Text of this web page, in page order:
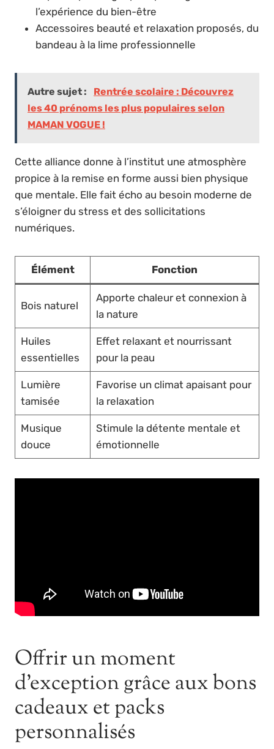
l’expérience du bien-être
Accessoires beauté et relaxation proposés, du
bandeau à la lime professionnelle
Autre sujet :
Rentrée scolaire : Découvrez
les 40 prénoms les plus populaires selon
MAMAN VOGUE !
Cette alliance donne à l’institut une atmosphère
propice à la remise en forme aussi bien physique
que mentale. Elle fait écho au besoin moderne de
s’éloigner du stress et des sollicitations
numériques.
Élément Fonction
Bois naturel
Apporte chaleur et connexion à
la nature
Huiles
essentielles
Effet relaxant et nourrissant
pour la peau
Lumière
tamisée
Favorise un climat apaisant pour
la relaxation
Musique
douce
Stimule la détente mentale et
émotionnelle
Offrir un moment
d’exception grâce aux bons
cadeaux et packs
personnalisés